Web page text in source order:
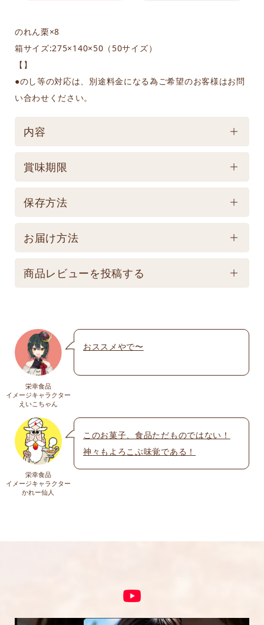
のれん栗×8
箱サイズ:275×140×50（50サイズ）
【】
●のし等の対応は、別途料金になる為ご希望のお客様はお問
い合わせください。
内容
ケース／入数
賞味期限
賞味期限
お届け商品とは異なります。】
保存方法
保存方法
保存は避けてください。
お届け方法
配送方法
発送となります。 ☆画像はイメージとなり変更にな
る為現物を優先してください。 ※人気商品の為、急
遽完売になります。ご容赦下さい。
送料
商品レビューを投稿する
名前 ※
メール※
上に表示された文字を入力してください。
栄幸食品
イメージキャラクター
えいこちゃん
おススメやで〜
栄幸食品
イメージキャラクター
かれー仙人
このお菓子、食品ただものではない！
神々もよろこぶ味覚である！